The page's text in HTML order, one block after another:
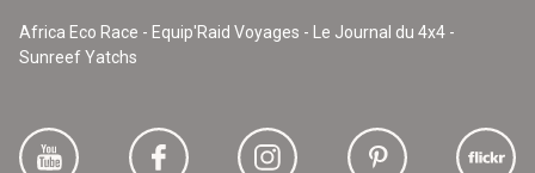
Africa Eco Race - Equip'Raid Voyages - Le Journal du 4x4 -
Sunreef Yatchs